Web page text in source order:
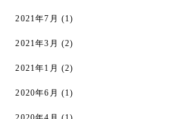
2021年7月 (1)
2021年3月 (2)
2021年1月 (2)
2020年6月 (1)